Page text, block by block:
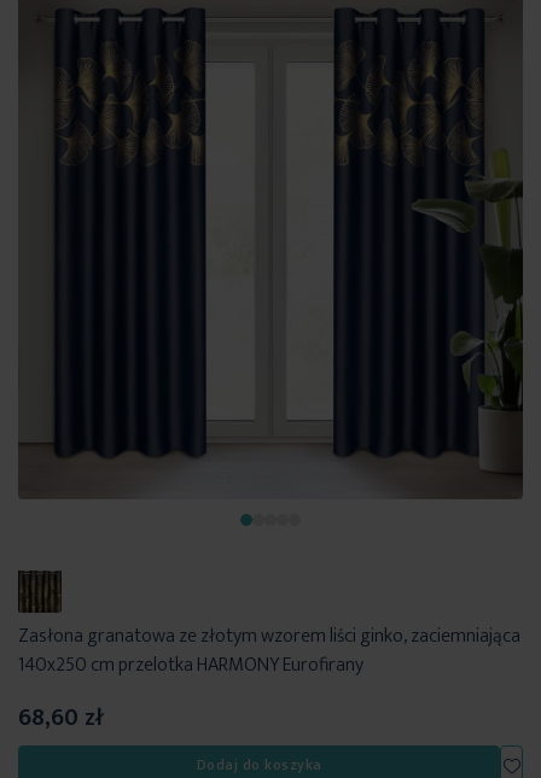
Zasłona granatowa ze złotym wzorem liści ginko, zaciemniająca
140x250 cm przelotka HARMONY Eurofirany
68,60 zł
Dodaj do koszyka